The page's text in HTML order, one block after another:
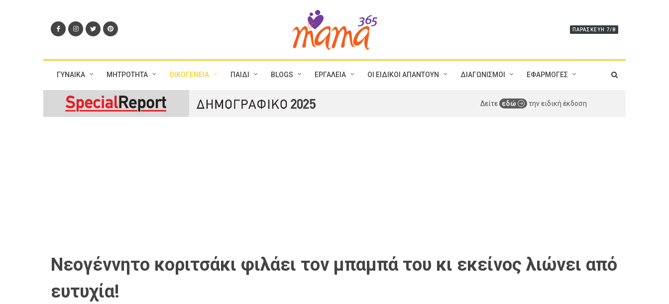
ΠΑΡΑΣΚΕΥΉ 7/8
ΓΥΝΑΙΚΑ ΜΗΤΡΟΤΗΤΑ ΟΙΚΟΓΕΝΕΙΑ ΠΑΙΔΙ BLOGS ΕΡΓΑΛΕΙΑ ΟΙ ΕΙΔΙΚΟΙ ΑΠΑΝΤΟΥΝ ΔΙΑΓΩΝΙΣΜΟΙ ΕΦΑΡΜΟΓΕΣ
Δείτε εδώ την ειδική έκδοση
Νεογέννητο κοριτσάκι φιλάει τον μπαμπά του κι εκείνος λιώνει από
ευτυχία!